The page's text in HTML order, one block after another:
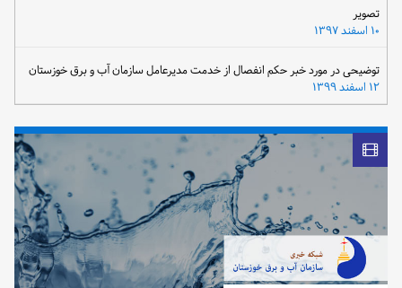
تصویر
توضیحی در مورد خبر حکم انفصال از خدمت مدیرعامل سازمان آب و برق خوزستان
۱۲ اسفند ۱۳۹۹